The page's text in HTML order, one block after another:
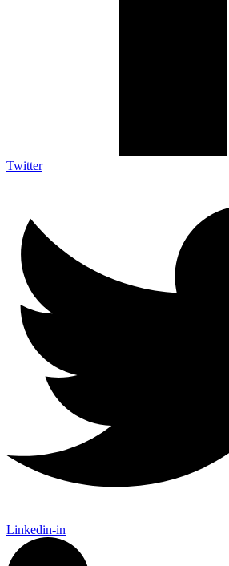
Twitter
Linkedin-in